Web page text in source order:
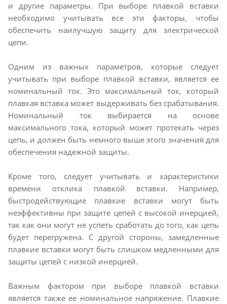
и другие параметры. При выборе плавкой вставки
необходимо учитывать все эти факторы, чтобы
обеспечить наилучшую защиту для электрической
цепи.
Одним из важных параметров, которые следует
учитывать при выборе плавкой вставки, является ее
номинальный ток. Это максимальный ток, который
плавкая вставка может выдерживать без срабатывания.
Номинальный ток выбирается на основе
максимального тока, который может протекать через
цепь, и должен быть немного выше этого значения для
обеспечения надежной защиты.
Кроме того, следует учитывать и характеристики
времени отклика плавкой вставки. Например,
быстродействующие плавкие вставки могут быть
неэффективны при защите цепей с высокой инерцией,
так как они могут не успеть сработать до того, как цепь
будет перегружена. С другой стороны, замедленные
плавкие вставки могут быть слишком медленными для
защиты цепей с низкой инерцией.
Важным фактором при выборе плавкой вставки
является также ее номинальное напряжение. Плавкие